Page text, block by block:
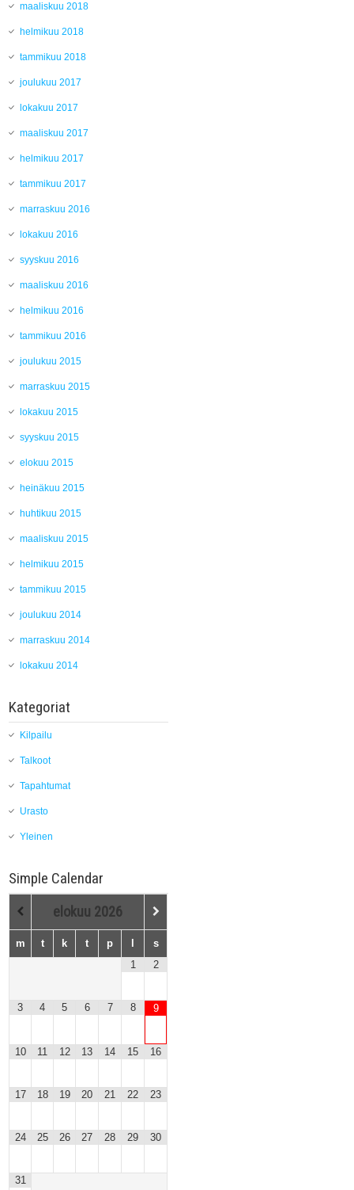
maaliskuu 2018
helmikuu 2018
tammikuu 2018
joulukuu 2017
lokakuu 2017
maaliskuu 2017
helmikuu 2017
tammikuu 2017
marraskuu 2016
lokakuu 2016
syyskuu 2016
maaliskuu 2016
helmikuu 2016
tammikuu 2016
joulukuu 2015
marraskuu 2015
lokakuu 2015
syyskuu 2015
elokuu 2015
heinäkuu 2015
huhtikuu 2015
maaliskuu 2015
helmikuu 2015
tammikuu 2015
joulukuu 2014
marraskuu 2014
lokakuu 2014
Kategoriat
Kilpailu
Talkoot
Tapahtumat
Urasto
Yleinen
Simple Calendar
elokuu 2026
m t k t p
s
1
2
3 4 5 6 7 8 9
10 11 12 13 14 15 16
17 18 19 20 21 22 23
24 25 26 27 28 29 30
31